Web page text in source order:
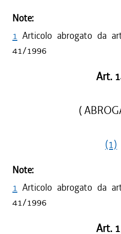
Note:
1 Articolo abrogato da
41/1996
Art.
(
(1)
Note:
1 Articolo abrogato da
41/1996
Art.